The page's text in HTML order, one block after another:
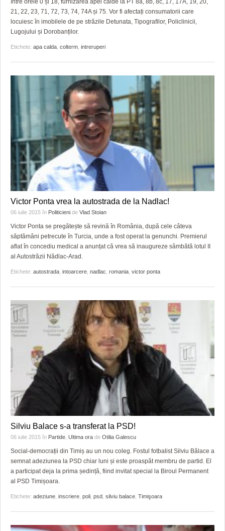
GRĂDINA TAICII DOMNULUI
ZIARISTU’ DE TERASĂ
CU OIŞTEA-N KIERKEGAARD
FINANŢĂRI DE LA A LA Z
CRONICĂ DE FILM
UNDE MERGEM
FILME DOCUMENTARE
CLIPURI VIDEO
JOCURI ONLINE
ACCIDENTE
ANUNŢURI
INFO SI UTILE
CULTURA
INVATAMANT
JUSTITIE
FILME DOCUMENTARE
CLIPURI VIDEO
JOCURI ONLINE
DIVERSE
FARMACII DIN TIMIŞOARA
HARTA TIMIŞOAREI
LICEE, ŞCOLI ŞI GRĂDINIŢE DIN TIMIŞ
PRIMĂRIILE DIN TIMIŞ
SFATURI JURIDICE
între orele 0 și 18, furnizarea apei calde la PT 8a, 8b, 8c, 17, 17A, 19, 20,
21, 22, 23, 71, 72, 73, 74, 74A și 75. Vor fi afectați consumatorii care
locuiesc în imobilele de pe străzile Detunata, Tipografilor, Policlinicii,
Lugojului și Dorobanților.
Etichete: apa calda colterm intreruperi
Victor Ponta vrea la autostrada de la Nadlac!
06 iulie 2015 în Politicieni de Vlad Stoian
Victor Ponta se pregătește să revină în România, după cele câteva
săptămâni petrecute în Turcia, unde a fost operat la genunchi. Premierul
aflat în concediu medical a anunțat că vrea să inaugureze sâmbătă lotul II
al Autostrăzii Nădlac-Arad.
Etichete: autostrada intoarcere nadlac romania victor ponta
Silviu Balace s-a transferat la PSD!
06 iulie 2015 în Partide Ultima ora de Otilia Galescu
Social-democrații din Timiș au un nou coleg. Fostul fotbalist Silviu Bălace a
semnat adeziunea la PSD chiar luni și este proaspăt membru de partid. El
a participat deja la prima ședință, fiind invitat special la Biroul Permanent
al PSD Timișoara.
Etichete: adeziune inscriere poli psd silviu balace Timişoara